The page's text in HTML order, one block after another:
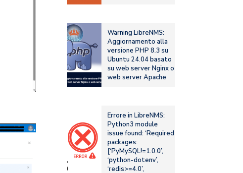
Warning LibreNMS:
Aggiornamento alla
versione PHP 8.3 su
Ubuntu 24.04 basato
su web server Nginx o
web server Apache
Errore in LibreNMS:
Python3 module
issue found: ‘Required
packages:
[‘PyMySQL!=1.0.0’,
‘python-dotenv’,
‘redis>=4.0’,